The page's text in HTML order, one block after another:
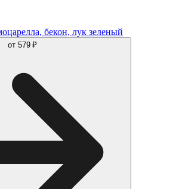
бекон, лук зеленый
от 579 ₽